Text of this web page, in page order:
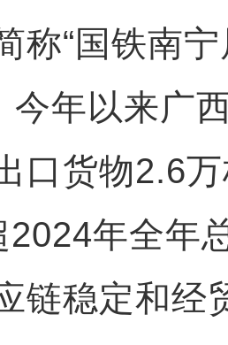
称“国铁南
今年以来广
口货物2.6
2024年全年
链稳定和经